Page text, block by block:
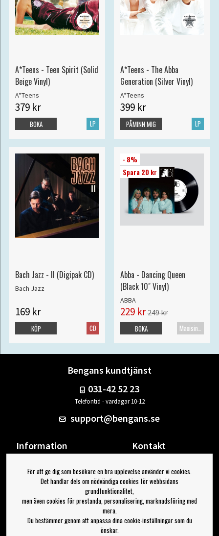
A*Teens - Teen Spirit (Solid
Beige Vinyl)
A*Teens
379 kr
LP
BOKA
A*Teens - The Abba
Generation (Silver Vinyl)
A*Teens
399 kr
LP
PÅMINN MIG
Bach Jazz - II (Digipak CD)
Bach Jazz
169 kr
CD
KÖP
- 8%
Spara 20 kr
Abba - Dancing Queen
(Black 10" Vinyl)
ABBA
229 kr249 kr
Maxisingel
BOKA
Bengans kundtjänst
031-42 52 23
Telefontid - vardagar 10-12
support@bengans.se
Information
Om Bengans
FAQ / Köp- & Leveransvillkor
Kontakt
Din sida
Logga ut
Jag vill ha tips från Bengans
För att ge dig som besökare en bra upplevelse använder vi cookies.
Det handlar dels om nödvändiga cookies för webbsidans
grundfunktionalitet,
men även cookies för prestanda, personalisering, marknadsföring med
mera.
Du bestämmer genom att anpassa dina cookie-inställningar som du
önskar.